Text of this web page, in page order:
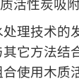
性炭吸
理技术的
它方法结
使用木质